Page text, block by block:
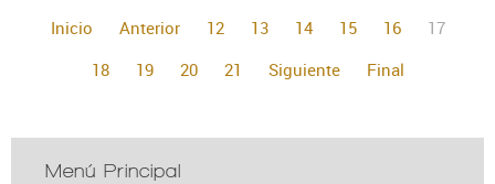
Inicio
Anterior 12 13 14 15 16
17
18
19 20 21 Siguiente Final
Menú Principal